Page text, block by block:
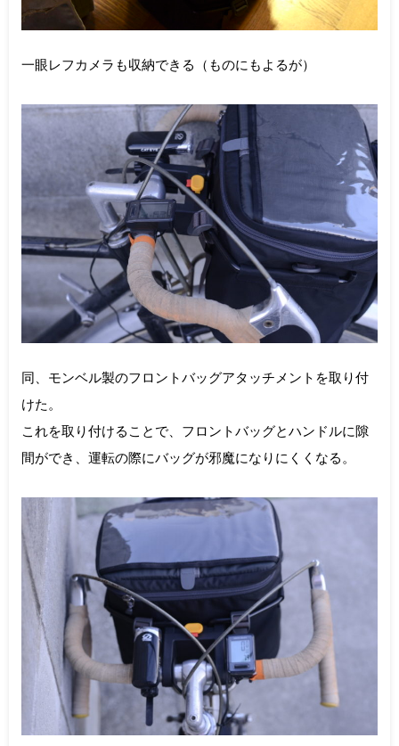
一眼レフカメラも収納できる（ものにもよるが）
同、モンベル製のフロントバッグアタッチメントを取り付
けた。
これを取り付けることで、フロントバッグとハンドルに隙
間ができ、運転の際にバッグが邪魔になりにくくなる。